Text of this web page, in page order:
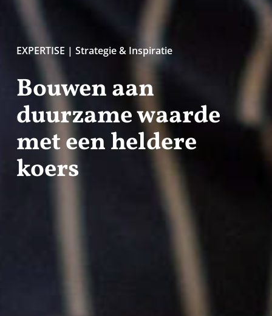
EXPERTISE | Strategie & Inspiratie
Bouwen aan
duurzame waarde
met een heldere
koers